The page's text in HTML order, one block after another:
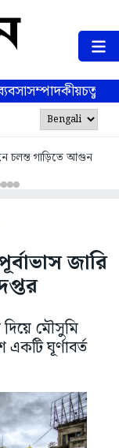
সম্পাদকীয়
চলন্ত গাড়িতে আগুন
জারি
দিয়ে মৌসুমি
ঘূর্ণাবর্ত